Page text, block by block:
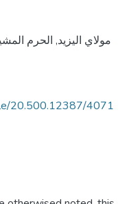
مولاي اليزيد, الحرم
20.500.12387/4071